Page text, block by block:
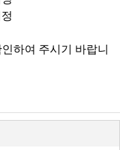
하여 주시기 바랍니